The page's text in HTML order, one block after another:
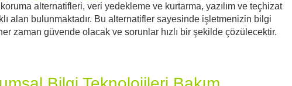
alternatifleri, veri yedekleme ve kurtarma, yazılım ve teçhizat
alan bulunmaktadır. Bu alternatifler sayesinde işletmenizin bilgi
zaman güvende olacak ve sorunlar hızlı bir şekilde çözülecektir.